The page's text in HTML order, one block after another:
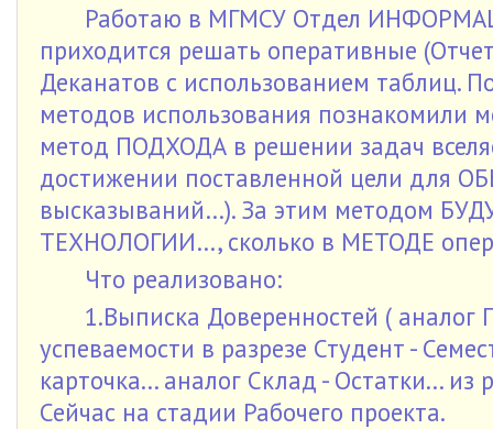
Работаю в МГМСУ Отдел
приходится решать оперативные
Деканатов с использованием таблиц.
методов использования
метод ПОДХОДА в решении задач
достижении поставленной цели для
высказываний…). За этим методом
ТЕХНОЛОГИИ…, сколько в МЕТОДЕ
Что реализовано:
1.Выписка Доверенностей (
успеваемости в разрезе Студент -
карточка... аналог Склад - Остатки...
Сейчас на стадии Рабочего проекта.